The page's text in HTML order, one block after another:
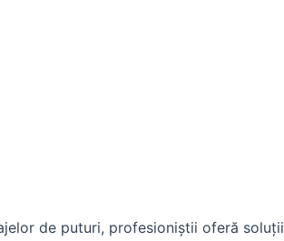
de puturi, profesioniștii oferă soluții